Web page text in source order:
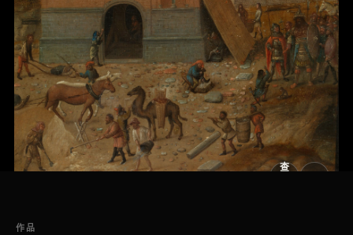
5
点
查
作品